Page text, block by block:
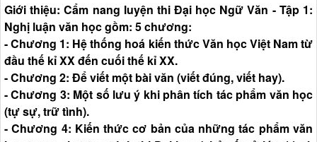
Giới thiệu: Cẩm nang luyện thi Đại học Ngữ Văn - Tập 1:
Nghị luận văn học gồm: 5 chương:
- Chương 1: Hệ thống hoá kiến thức Văn học Việt Nam từ
đầu thế kỉ XX đến cuối thế kỉ XX.
- Chương 2: Để viết một bài văn (viết đúng, viết hay).
- Chương 3: Một số lưu ý khi phân tích tác phẩm văn học
(tự sự, trữ tình).
- Chương 4: Kiến thức cơ bản của những tác phẩm văn